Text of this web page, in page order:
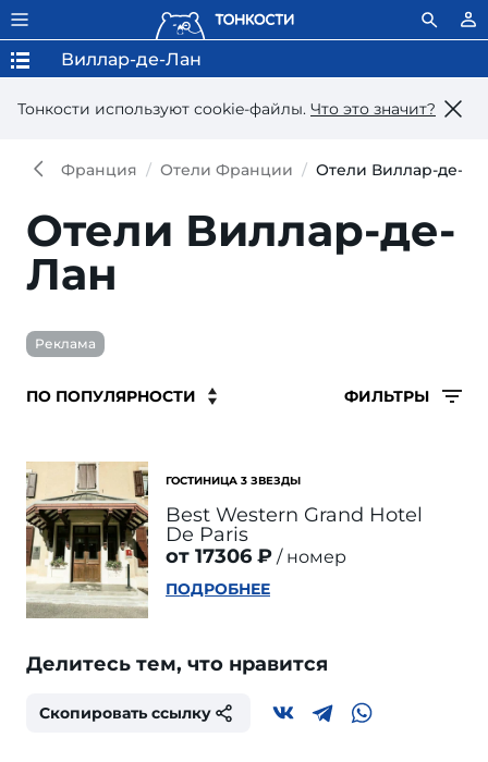
Тонкости используют сookie-файлы. Что это значит?
Виллар-де-Лан
Франция Отели Франции Отели Виллар-де-
Отели Виллар-де-
Лан
Реклама
ФИЛЬТРЫ
ГОСТИНИЦА 3 ЗВЕЗДЫ
Best Western Grand Hotel
De Paris
от 17306 ₽
номер
ПОДРОБНЕЕ
Делитесь тем, что нравится
Скопировать ссылку